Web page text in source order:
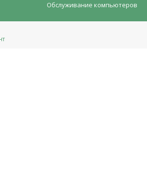
Обслуживание компьютеров